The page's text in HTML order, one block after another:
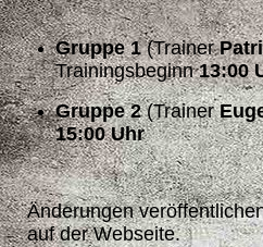
Gruppe 1(Trainer
Trainingsbeginn13:00
Gruppe 2(Trainer
15:00 Uhr
Änderungen
auf der Webseite.